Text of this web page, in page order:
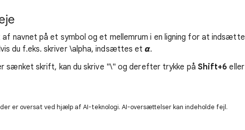
navnet på et symbol og et mellemrum i en ligning for at indsætte
du f.eks. skriver \alpha, indsættes et𝞪.
sænket skrift, kan du skrive "\" og derefter trykke på Shift+6eller
er oversat ved hjælp af AI-teknologi. AI-oversættelser kan indeholde fejl.